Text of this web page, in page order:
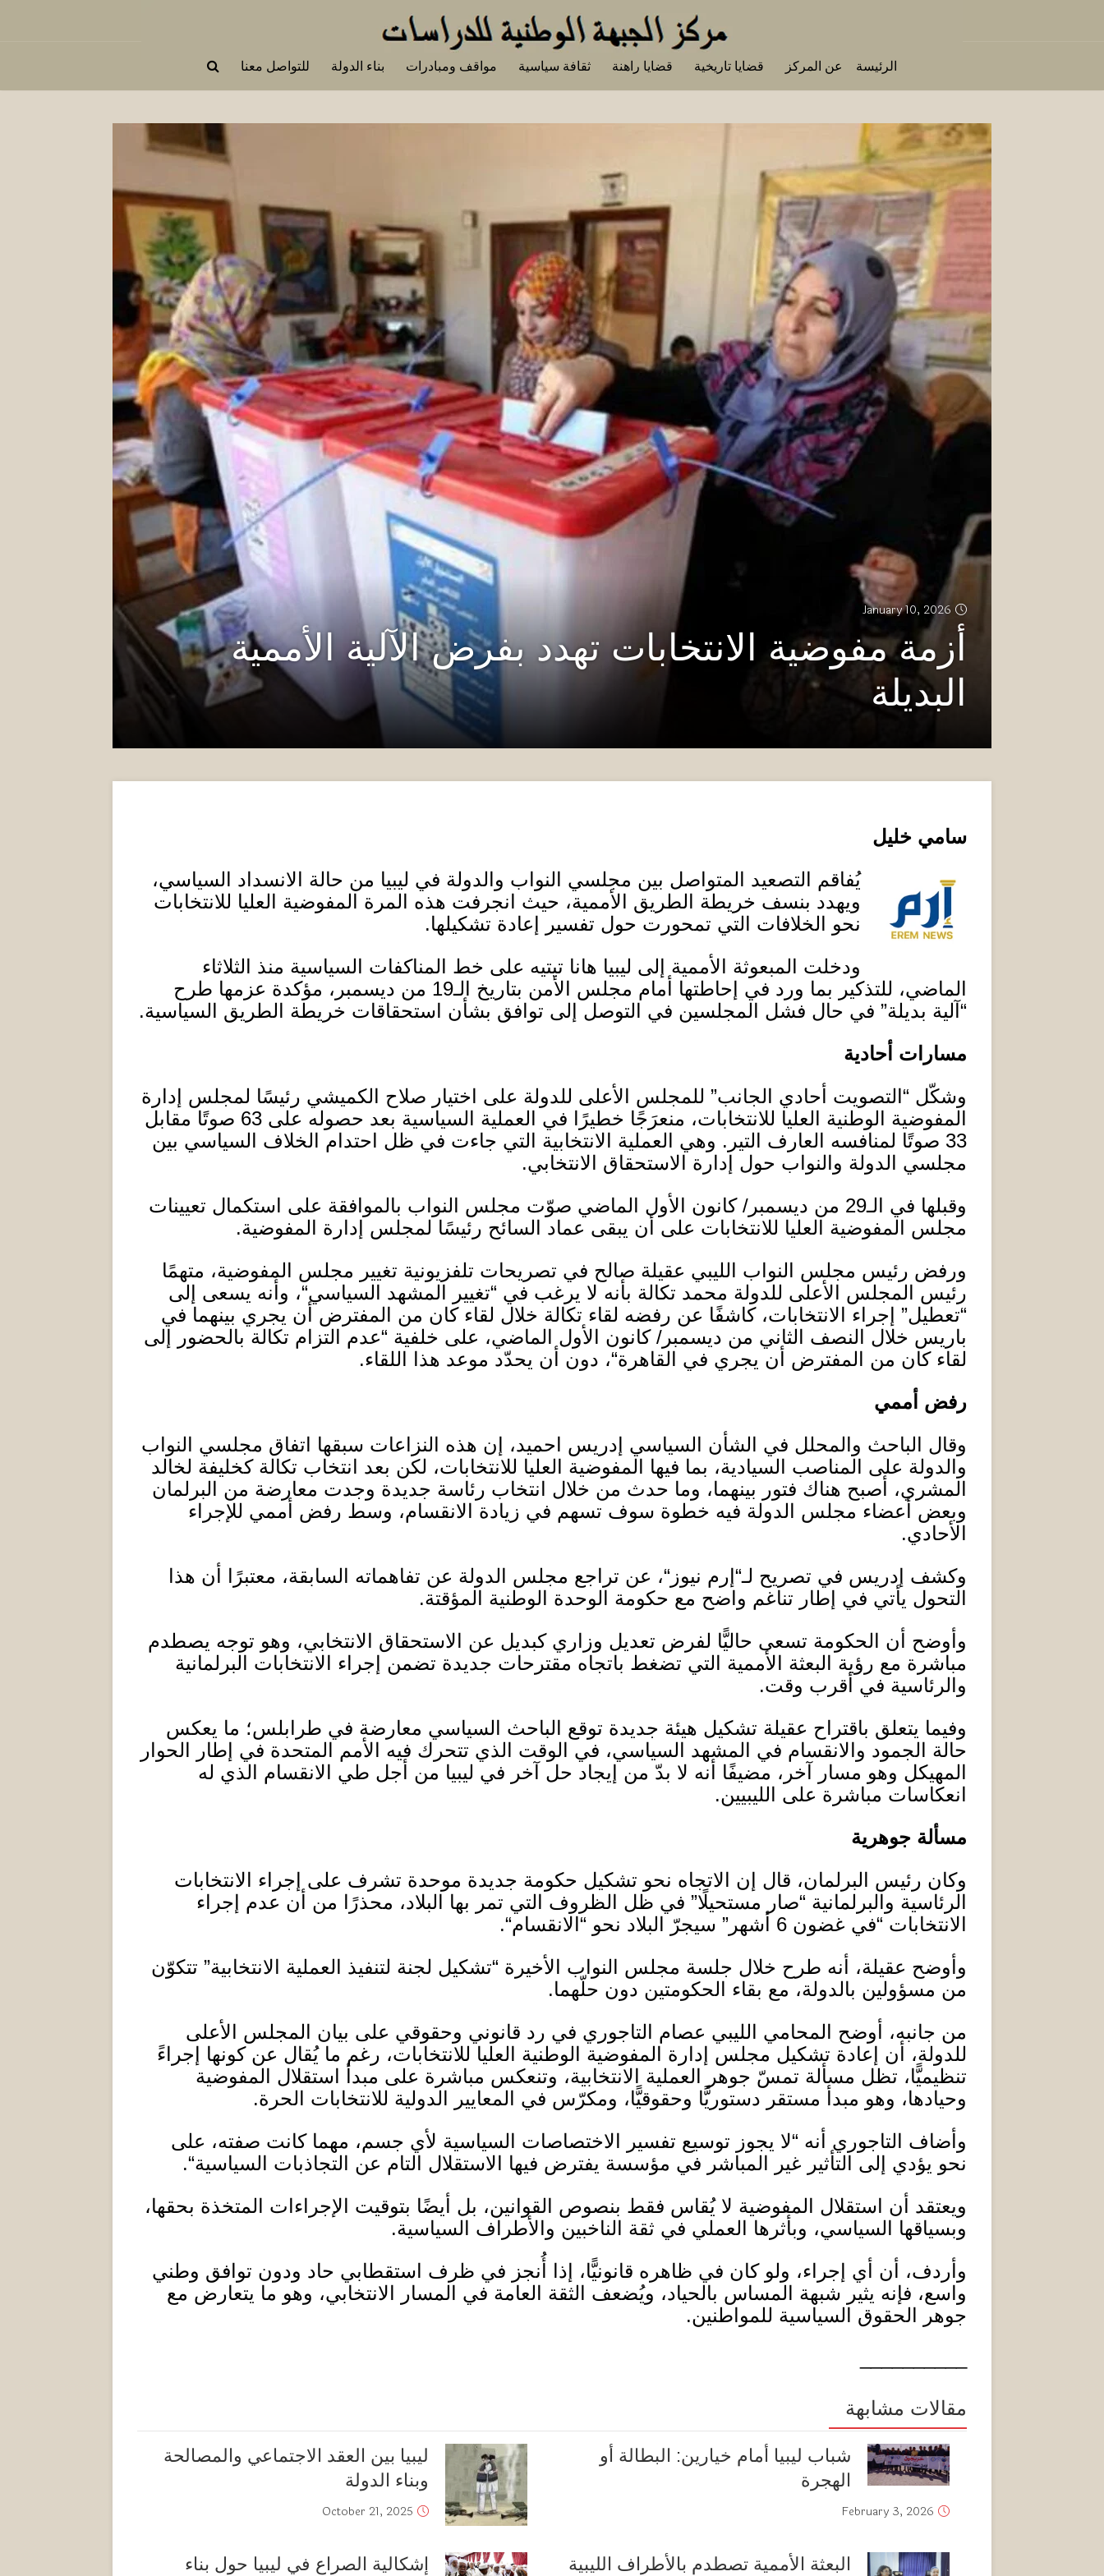
الرئيسة عن المركز قضايا تاريخية قضايا راهنة ثقافة سياسية مواقف ومبادرات بناء الدولة للتواصل معنا
January 10, 2026
أزمة مفوضية الانتخابات تهدد بفرض الآلية الأممية
البديلة‎
سامي خليل
يُفاقم التصعيد المتواصل بين مجلسي النواب والدولة في ليبيا من حالة الانسداد السياسي،
ويهدد بنسف خريطة الطريق الأممية، حيث انجرفت هذه المرة المفوضية العليا للانتخابات
نحو الخلافات التي تمحورت حول تفسير إعادة تشكيلها.
ودخلت المبعوثة الأممية إلى ليبيا هانا تيتيه على خط المناكفات السياسية منذ الثلاثاء
الماضي، للتذكير بما ورد في إحاطتها أمام مجلس الأمن بتاريخ الـ19 من ديسمبر، مؤكدة عزمها طرح
“ آلية بديلة” في حال فشل المجلسين في التوصل إلى توافق بشأن استحقاقات خريطة الطريق السياسية.
مسارات أحادية
وشكّل “ التصويت أحادي الجانب” للمجلس الأعلى للدولة على اختيار صلاح الكميشي رئيسًا لمجلس إدارة
المفوضية الوطنية العليا للانتخابات، منعرَجًا خطيرًا في العملية السياسية بعد حصوله على 63 صوتًا مقابل
33 صوتًا لمنافسه العارف التير . وهي العملية الانتخابية التي جاءت في ظل احتدام الخلاف السياسي بين
مجلسي الدولة والنواب حول إدارة الاستحقاق الانتخابي.
وقبلها في الـ29 من ديسمبر /كانون الأول الماضي صوّت مجلس النواب بالموافقة على استكمال تعيينات
مجلس المفوضية العليا للانتخابات على أن يبقى عماد السائح رئيسًا لمجلس إدارة المفوضية.
ورفض رئيس مجلس النواب الليبي عقيلة صالح في تصريحات تلفزيونية تغيير مجلس المفوضية، متهمًا
رئيس المجلس الأعلى للدولة محمد تكالة بأنه لا يرغب في “تغيير المشهد السياسي“، وأنه يسعى إلى
“تعطيل”
إجراء الانتخابات، كاشفًا عن رفضه لقاء تكالة خلال لقاء كان من المفترض أن يجري بينهما في
باريس خلال النصف الثاني من ديسمبر /كانون الأول الماضي، على خلفية “عدم التزام تكالة بالحضور إلى
لقاء كان من المفترض أن يجري في القاهرة“، دون أن يحدّد موعد هذا اللقاء.
رفض أممي
وقال الباحث والمحلل في الشأن السياسي إدريس احميد، إن هذه النزاعات سبقها اتفاق مجلسي النواب
والدولة على المناصب السيادية، بما فيها المفوضية العليا للانتخابات، لكن بعد انتخاب تكالة كخليفة لخالد
المشري، أصبح هناك فتور بينهما، وما حدث من خلال انتخاب رئاسة جديدة وجدت معارضة من البرلمان
وبعض أعضاء مجلس الدولة فيه خطوة سوف تسهم في زيادة الانقسام، وسط رفض أممي للإجراء
الأحادي.
وكشف إدريس في تصريح لـ“ إرم نيوز “، عن تراجع مجلس الدولة عن تفاهماته السابقة، معتبرًا أن هذا
التحول يأتي في إطار تناغم واضح مع حكومة الوحدة الوطنية المؤقتة.
وأوضح أن الحكومة تسعى حاليًّا لفرض تعديل وزاري كبديل عن الاستحقاق الانتخابي، وهو توجه يصطدم
مباشرة مع رؤية البعثة الأممية التي تضغط باتجاه مقترحات جديدة تضمن إجراء الانتخابات البرلمانية
والرئاسية في أقرب وقت.
وفيما يتعلق باقتراح عقيلة تشكيل هيئة جديدة توقع الباحث السياسي معارضة في طرابلس؛ ما يعكس
حالة الجمود والانقسام في المشهد السياسي، في الوقت الذي تتحرك فيه الأمم المتحدة في إطار الحوار
المهيكل وهو مسار آخر، مضيفًا أنه لا بدّ من إيجاد حل آخر في ليبيا من أجل طي الانقسام الذي له
انعكاسات مباشرة على الليبيين.
مسألة جوهرية
وكان رئيس البرلمان، قال إن الاتجاه نحو تشكيل حكومة جديدة موحدة تشرف على إجراء الانتخابات
الرئاسية والبرلمانية “صار مستحيلًا” في ظل الظروف التي تمر بها البلاد، محذرًا من أن عدم إجراء
الانتخابات “في غضون 6 أشهر ” سيجرّ البلاد نحو “ الانقسام“.
وأوضح عقيلة، أنه طرح خلال جلسة مجلس النواب الأخيرة “تشكيل لجنة لتنفيذ العملية الانتخابية” تتكوّن
من مسؤولين بالدولة، مع بقاء الحكومتين دون حلّهما.
من جانبه، أوضح المحامي الليبي عصام التاجوري في رد قانوني وحقوقي على بيان المجلس الأعلى
للدولة، أن إعادة تشكيل مجلس إدارة المفوضية الوطنية العليا للانتخابات، رغم ما يُقال عن كونها إجراءً
تنظيميًّا، تظل مسألة تمسّ جوهر العملية الانتخابية، وتنعكس مباشرة على مبدأ استقلال المفوضية
وحيادها، وهو مبدأ مستقر دستوريًّا وحقوقيًّا، ومكرّس في المعايير الدولية للانتخابات الحرة.
وأضاف التاجوري أنه “لا يجوز توسيع تفسير الاختصاصات السياسية لأي جسم، مهما كانت صفته، على
نحو يؤدي إلى التأثير غير المباشر في مؤسسة يفترض فيها الاستقلال التام عن التجاذبات السياسية“.
ويعتقد أن استقلال المفوضية لا يُقاس فقط بنصوص القوانين، بل أيضًا بتوقيت الإجراءات المتخذة بحقها،
وبسياقها السياسي، وبأثرها العملي في ثقة الناخبين والأطراف السياسية.
وأردف، أن أي إجراء، ولو كان في ظاهره قانونيًّا، إذا أُنجز في ظرف استقطابي حاد ودون توافق وطني
واسع، فإنه يثير شبهة المساس بالحياد، ويُضعف الثقة العامة في المسار الانتخابي، وهو ما يتعارض مع
جوهر الحقوق السياسية للمواطنين.
مقالات مشابهة
ليبيا بين العقد الاجتماعي والمصالحة
وبناء الدولة
October 21, 2025
شباب ليبيا أمام خيارين: البطالة أو
الهجرة
February 3, 2026
إشكالية الصراع في ليبيا حول بناء البعثة الأممية تصطدم بالأطراف الليبية